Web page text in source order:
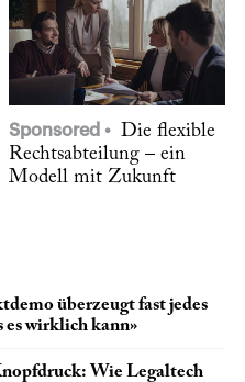
Sponsored
Die flexible
Rechtsabteilung – ein
Modell mit Zukunft
überzeugt fast jedes
wirklich kann»
Wie Legaltech